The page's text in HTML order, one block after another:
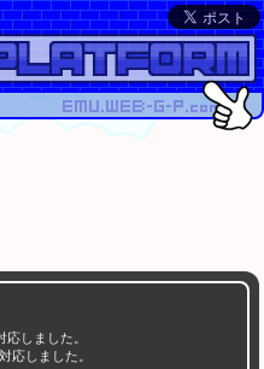
しました。
応しました。